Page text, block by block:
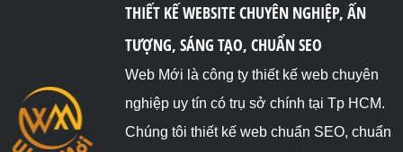
THIẾT KẾ WEBSITE CHUYÊN NGHIỆP, ẤN
TƯỢNG, SÁNG TẠO, CHUẨN SEO
Web Mới là công ty thiết kế web chuyên
nghiệp uy tín có trụ sở chính tại Tp HCM.
Chúng tôi thiết kế web chuẩn SEO, chuẩn